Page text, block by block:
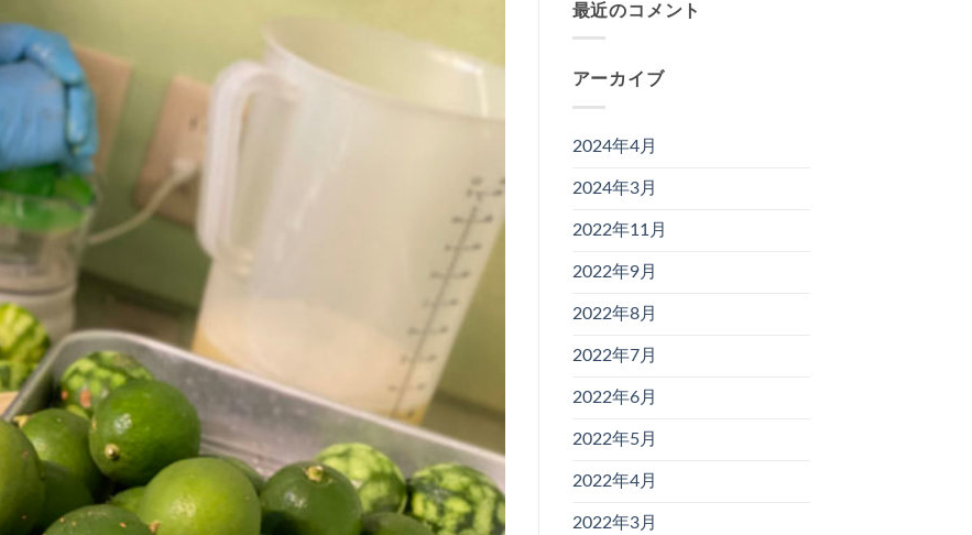
最近のコメント
アーカイブ
2024年4月
2024年3月
2022年11月
2022年9月
2022年8月
2022年7月
2022年6月
2022年5月
2022年4月
2022年3月